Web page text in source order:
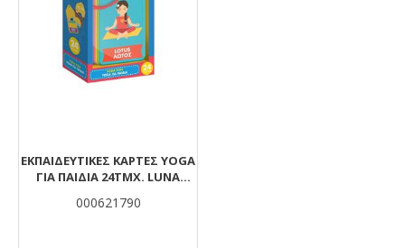
EΚΠΑΙΔΕΥΤΙΚΈΣ ΚΆΡΤΕΣ YOGA
ΓΙΑ ΠΑΙΔΙΆ 24ΤΜΧ. LUNA
000621790